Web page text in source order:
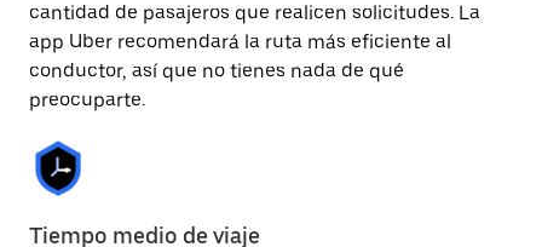
cantidad de pasajeros que realicen solicitudes. La
app Uber recomendará la ruta más eficiente al
conductor, así que no tienes nada de qué
preocuparte.
Tiempo medio de viaje